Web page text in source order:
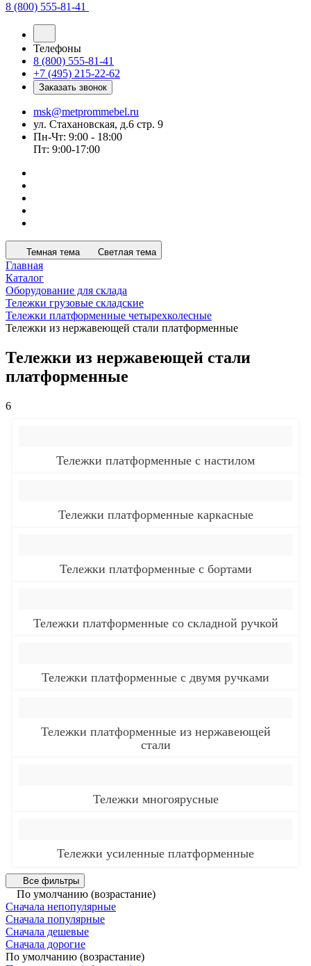
8 (800) 555-81-41
Телефоны
8 (800) 555-81-41
+7 (495) 215-22-62
Заказать звонок
msk@metprommebel.ru
ул. Стахановская, д.6 стр. 9
Пн-Чт: 9:00 - 18:00
Пт: 9:00-17:00
Темная тема Светлая тема
Главная
Каталог
Оборудование для склада
Тележки грузовые складские
Тележки платформенные четырехколесные
Тележки из нержавеющей стали платформенные
Тележки из нержавеющей стали
платформенные
6
Тележки платформенные с настилом
Тележки платформенные каркасные
Тележки платформенные с бортами
Тележки платформенные со складной ручкой
Тележки платформенные с двумя ручками
Тележки платформенные из нержавеющей
стали
Тележки многоярусные
Тележки усиленные платформенные
Все фильтры
По умолчанию (возрастание)
Сначала непопулярные
Сначала популярные
Сначала дешевые
Сначала дорогие
По умолчанию (возрастание)